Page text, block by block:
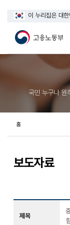
이 누리집은 대
국민 누구나 원
보도자료
홈
제목